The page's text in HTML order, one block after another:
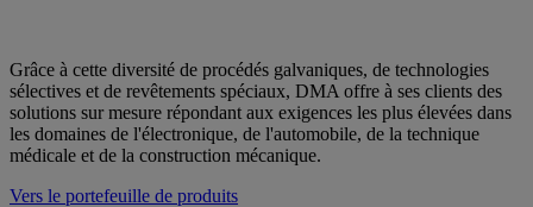
Grâce à cette diversité de procédés galvaniques, de technologies
sélectives et de revêtements spéciaux, DMA offre à ses clients des
solutions sur mesure répondant aux exigences les plus élevées dans
les domaines de l'électronique, de l'automobile, de la technique
médicale et de la construction mécanique.
Vers le portefeuille de produits